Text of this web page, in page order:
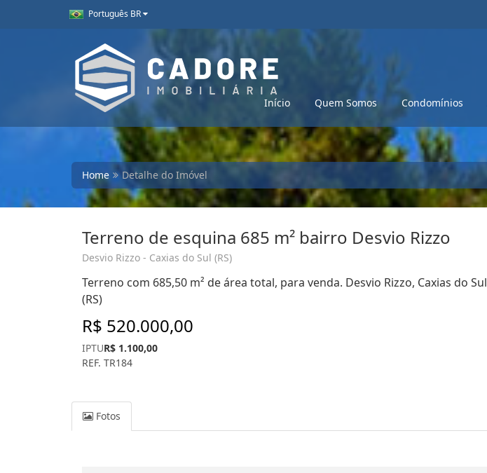
Português BR
Início Quem Somos Condomínios
Home Detalhe do Imóvel
Terreno de esquina 685 m² bairro Desvio Rizzo
Desvio Rizzo - Caxias do Sul (RS)
Terreno com 685,50 m² de área total, para venda. Desvio Rizzo, Caxias do Sul
(RS)
R$ 520.000,00
IPTUR$ 1.100,00
REF. TR184
Fotos